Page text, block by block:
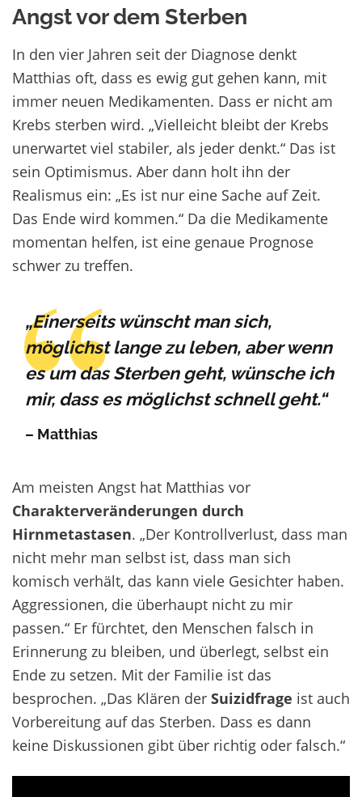
Angst vor dem Sterben
In den vier Jahren seit der Diagnose denkt
Matthias oft, dass es ewig gut gehen kann, mit
immer neuen Medikamenten. Dass er nicht am
Krebs sterben wird. „Vielleicht bleibt der Krebs
unerwartet viel stabiler, als jeder denkt.“ Das ist
sein Optimismus. Aber dann holt ihn der
Realismus ein: „Es ist nur eine Sache auf Zeit.
Das Ende wird kommen.“ Da die Medikamente
momentan helfen, ist eine genaue Prognose
schwer zu treffen.
„Einerseits wünscht man sich,
möglichst lange zu leben, aber wenn
es um das Sterben geht, wünsche ich
mir, dass es möglichst schnell geht.“
– Matthias
Am meisten Angst hat Matthias vor
Charakterveränderungen durch
Hirnmetastasen. „Der Kontrollverlust, dass man
nicht mehr man selbst ist, dass man sich
komisch verhält, das kann viele Gesichter haben.
Aggressionen, die überhaupt nicht zu mir
passen.“ Er fürchtet, den Menschen falsch in
Erinnerung zu bleiben, und überlegt, selbst ein
Ende zu setzen. Mit der Familie ist das
besprochen. „Das Klären der Suizidfrage ist auch
Vorbereitung auf das Sterben. Dass es dann
keine Diskussionen gibt über richtig oder falsch.“